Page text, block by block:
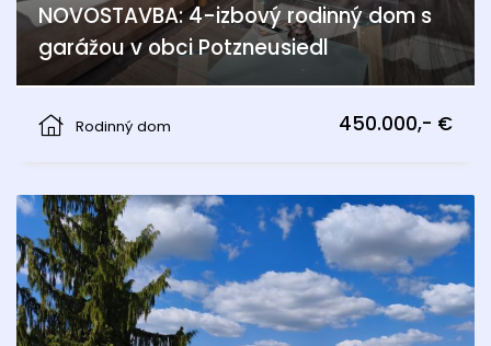
NOVOSTAVBA: 4-izbový rodinný dom s
garážou v obci Potzneusiedl
Rodinný dom
450.000,- €